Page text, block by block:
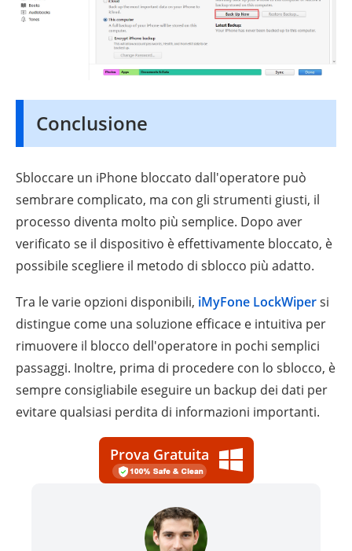
Conclusione
Sbloccare un iPhone bloccato dall'operatore può
sembrare complicato, ma con gli strumenti giusti, il
processo diventa molto più semplice. Dopo aver
verificato se il dispositivo è effettivamente bloccato, è
possibile scegliere il metodo di sblocco più adatto.
Tra le varie opzioni disponibili, iMyFone LockWipersi
distingue come una soluzione efficace e intuitiva per
rimuovere il blocco dell'operatore in pochi semplici
passaggi. Inoltre, prima di procedere con lo sblocco, è
sempre consigliabile eseguire un backup dei dati per
evitare qualsiasi perdita di informazioni importanti.
Prova Gratuita